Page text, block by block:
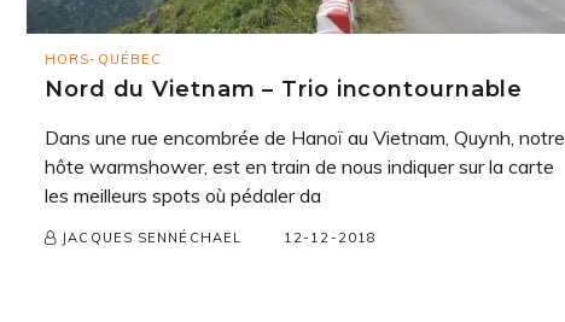
HORS-QUÉBEC
Nord du Vietnam – Trio incontournable
Dans une rue encombrée de Hanoï au Vietnam, Quynh, notre
hôte warmshower, est en train de nous indiquer sur la carte
les meilleurs spots où pédaler da
JACQUES SENNÉCHAEL 12-12-2018